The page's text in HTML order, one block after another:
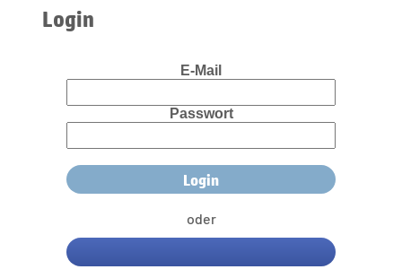
Login
E-Mail
Passwort
oder